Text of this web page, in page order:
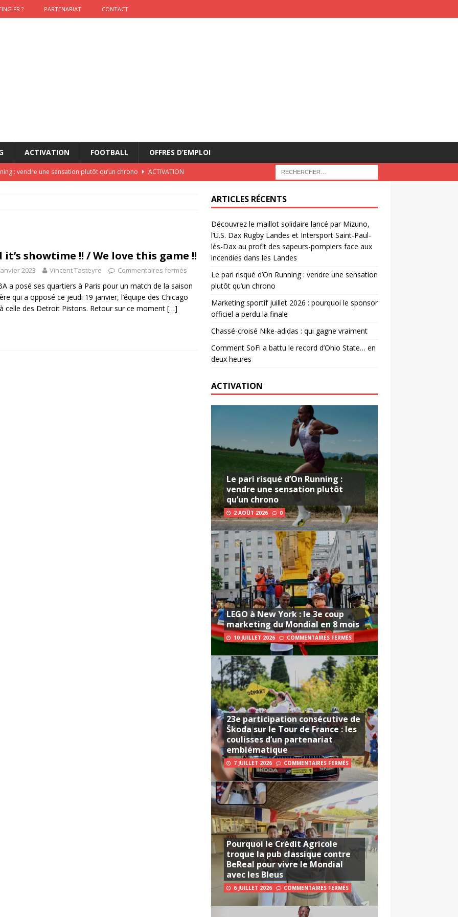
? PARTENARIAT CONTACT
ACTIVATION FOOTBALL OFFRES D’EMPLOI
: vendre une sensation plutôt qu’un chrono
ACTIVATION
lancé par Mizuno, l’U.S. Dax Rugby Landes et Intersport
face aux incendies dans les Landes
it’s showtime !! / We love this game !!
2023 Vincent Tasteyre Commentaires fermés
a posé ses quartiers à Paris pour un match de la saison
qui a opposé ce jeudi 19 janvier, l’équipe des Chicago
celle des Detroit Pistons. Retour sur ce moment […]
ARTICLES RÉCENTS
Découvrez le maillot solidaire lancé par Mizuno,
l’U.S. Dax Rugby Landes et Intersport Saint-Paul-
lès-Dax au profit des sapeurs-pompiers face aux
incendies dans les Landes
Le pari risqué d’On Running : vendre une sensation
plutôt qu’un chrono
Marketing sportif juillet 2026 : pourquoi le sponsor
officiel a perdu la finale
Chassé-croisé Nike-adidas : qui gagne vraiment
Comment SoFi a battu le record d’Ohio State… en
deux heures
ACTIVATION
Le pari risqué d’On Running :
vendre une sensation plutôt
qu’un chrono
2 AOÛT 2026 0
LEGO à New York : le 3e coup
marketing du Mondial en 8 mois
10 JUILLET 2026 COMMENTAIRES FERMÉS
23e participation consécutive de
Škoda sur le Tour de France : les
coulisses d’un partenariat
emblématique
7 JUILLET 2026 COMMENTAIRES FERMÉS
Pourquoi le Crédit Agricole
troque la pub classique contre
BeReal pour vivre le Mondial
avec les Bleus
6 JUILLET 2026 COMMENTAIRES FERMÉS